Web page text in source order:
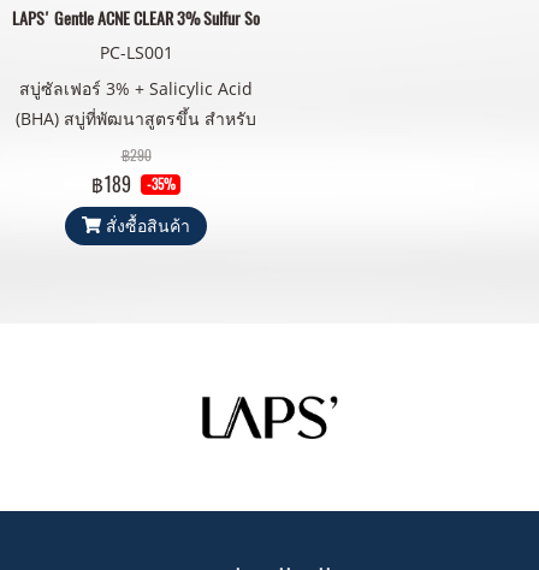
LAPS' Gentle ACNE CLEAR 3% Sulfur Soap | แลปส์ สบู่ซัลเฟอร์ สูตรอ่อนโย
PC-LS001
สบู่ซัลเฟอร์ 3% + Salicylic Acid
(BHA) สบู่ที่พัฒนาสูตรขึ้น สำหรับ
ผู้ที่เป็นสิวโดยเฉพาะ ใช้ได้ทั้งผิว
หน้า และผิวกาย อุดมไปด้วยสาร
สกัดที่ช่วยในการแก้ปัญหาสิวได้
โดยตรง อย่างมีประสิทธิภาพ โดย
แพทย์ผู้เชี่ยวชาญทางด้านผิวหนัง
฿290
฿189 -35%
สั่งซื้อสินค้า